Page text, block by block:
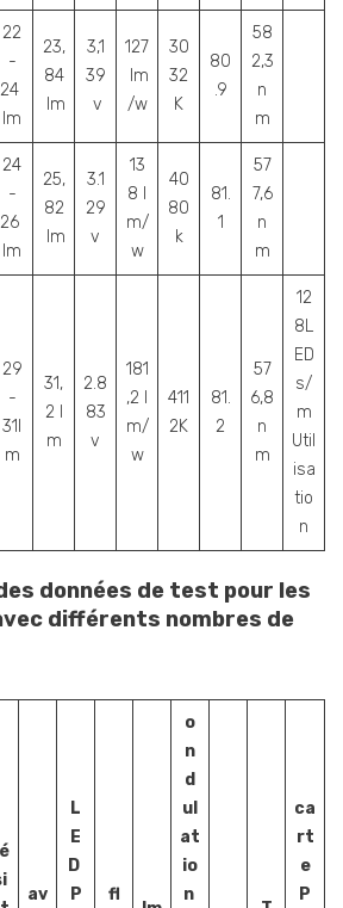
22
-
24
lm
23,
84
lm
3,1
39
v
127
lm
/w
30
32
K
80
.9
58
2,3
n
m
24
-
26
lm
25,
82
lm
3.1
29
v
13
8 l
m/
w
40
80
k
81.
1
57
7,6
n
m
29
-
31l
m
31,
2 l
m
2.8
83
v
181
,2 l
m/
w
411
2K
81.
2
57
6,8
n
m
12
8L
ED
s/
m
Util
isa
tio
n
données de test pour les
différents nombres de
av
L
E
D
P
fl
o
n
d
ul
at
io
n
ca
rt
e
P